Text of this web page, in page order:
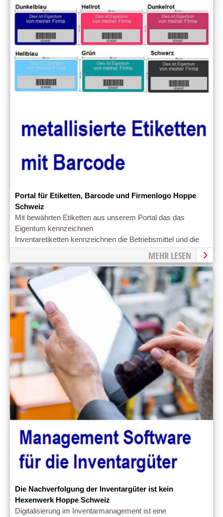
Portal für Etiketten, Barcode und Firmenlogo Hoppe
Schweiz
Mit bewährten Etiketten aus unserem Portal das das
Eigentum kennzeichnen
Inventaretiketten kennzeichnen die Betriebsmittel und die
Einrichtungsgegenstände
MEHR LESEN
Die Nachverfolgung der Inventargüter ist kein
Hexenwerk Hoppe Schweiz
Digitalisierung im Inventarmanagement ist eine